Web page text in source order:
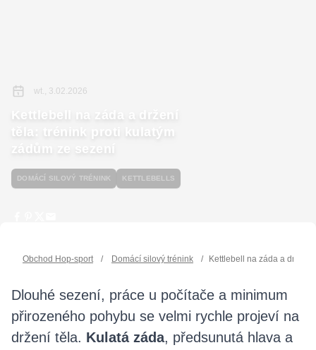
wt., 3.02.2026
Kettlebell na záda a držení
těla: trénink proti kulatým
zádům ze sezení
DOMÁCÍ SILOVÝ TRÉNINK KETTLEBELLS
Obchod Hop-sport / Domácí silový trénink / Kettlebell na záda a držení
Dlouhé sezení, práce u počítače a minimum
přirozeného pohybu se velmi rychle projeví na
držení těla. Kulatá záda, předsunutá hlava a